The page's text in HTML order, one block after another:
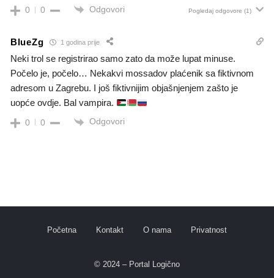
0 0 Odgovori Pogledaj odgovore (1)
BlueZg 1 godina prije
Neki trol se registrirao samo zato da može lupat minuse.
Počelo je, počelo… Nekakvi mossadov plaćenik sa fiktivnom
adresom u Zagrebu. I još fiktivnijim objašnjenjem zašto je
uopće ovdje. Bal vampira.
0 0 Odgovori
Početna Kontakt O nama Privatnost
© 2024 – Portal Logično